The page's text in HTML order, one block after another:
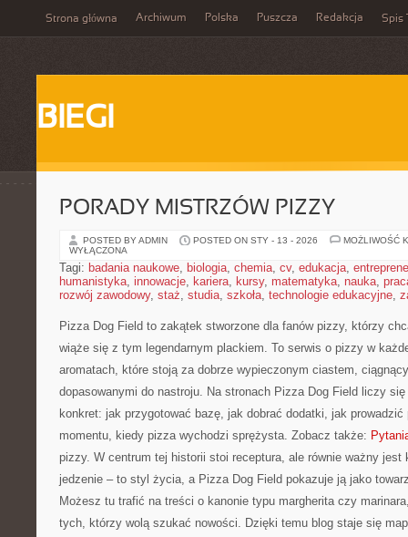
Strona główna Archiwum Polska Puszcza Redakcja Spis
BIEGI
PORADY MISTRZÓW PIZZY
POSTED BY ADMIN POSTED ON STY - 13 - 2026
MOŻLIWOŚĆ
WYŁĄCZONA
Tagi: badania naukowe, biologia, chemia, cv, edukacja,
humanistyka, innowacje, kariera, kursy, matematyka, nauka,
rozwój zawodowy, staż, studia, szkoła, technologie edukacyjne,
Pizza Dog Field to zakątek stworzone dla fanów pizzy, którzy
wiąże się z tym legendarnym plackiem. To serwis o pizzy w
aromatach, które stoją za dobrze wypieczonym ciastem,
dopasowanymi do nastroju. Na stronach Pizza Dog Field liczy
konkret: jak przygotować bazę, jak dobrać dodatki, jak
momentu, kiedy pizza wychodzi sprężysta. Zobacz także:
pizzy. W centrum tej historii stoi receptura, ale równie ważny
jedzenie – to styl życia, a Pizza Dog Field pokazuje ją jako
Możesz tu trafić na treści o kanonie typu margherita czy
tych, którzy wolą szukać nowości. Dzięki temu blog staje się